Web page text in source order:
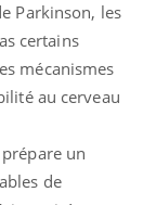
Parkinson, les
certains
mécanismes
au cerveau
un
de